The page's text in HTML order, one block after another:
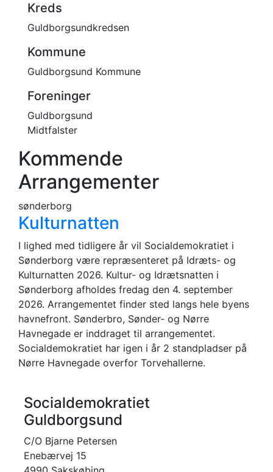
Kreds
Guldborgsundkredsen
Kommune
Guldborgsund Kommune
Foreninger
Guldborgsund
Midtfalster
Kommende
Arrangementer
sønderborg
Kulturnatten
I lighed med tidligere år vil Socialdemokratiet i
Sønderborg være repræsenteret på Idræts- og
Kulturnatten 2026. Kultur- og Idrætsnatten i
Sønderborg afholdes fredag den 4. september
2026. Arrangementet finder sted langs hele byens
havnefront. Sønderbro, Sønder- og Nørre
Havnegade er inddraget til arrangementet.
Socialdemokratiet har igen i år 2 standpladser på
Nørre Havnegade overfor Torvehallerne.
Socialdemokratiet
Guldborgsund
C/O Bjarne Petersen
Enebærvej 15